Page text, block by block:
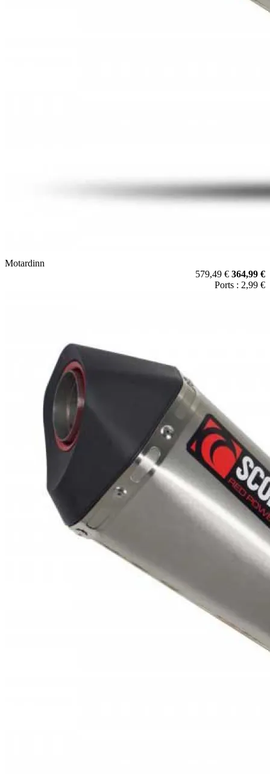
Motardinn
579,49 € 364,99 €
Ports : 2,99 €